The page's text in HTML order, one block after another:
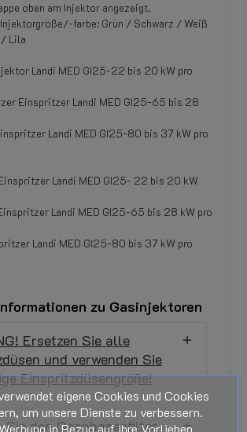
oben am Injektor angezeigt.
Injektorgröße/-farbe: Grün / Schwarz / Weiß
/ Lila
Landi MED GI25-22 bis 20 kW pro
Einspritzer Landi MED GI25-65 bis 28
Landi MED GI25-80 bis 37 kW pro
Landi MED GI25- 22 bis 20 kW
Landi MED GI25-65 bis 28 kW pro
Landi MED GI25-80 bis 37 kW pro
zu Gasinjektoren
Ersetzen Sie alle
und verwenden Sie
Einspritzdüsengröße!
Sie den Gasphasenfilter
eigene Cookies und Cookies
um unsere Dienste zu verbessern.
in Bezug auf Ihre Vorlieben,